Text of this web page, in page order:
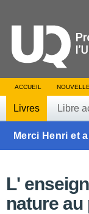
ACCUEIL
Livres Libre
Merci Henri et
L'
nature